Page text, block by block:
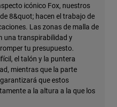
icónico Fox, nuestros
8&quot; hacen el trabajo de
Las zonas de malla de
una transpirabilidad y
tu presupuesto.
el talón y la puntera
mientras que la parte
que estos
a la altura a la que los